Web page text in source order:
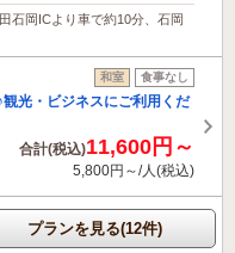
石岡ICより車で約10分、石岡
和室 食事なし
光・ビジネスにご利用くだ
合計(税込)11,600円～
5,800円～/人(税込)
プランを見る(12件)